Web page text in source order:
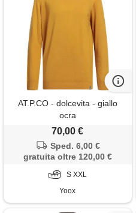
AT.P.CO - dolcevita - giallo
ocra
70,00 €
Sped. 6,00 €
gratuita oltre 120,00 €
S XXL
Yoox